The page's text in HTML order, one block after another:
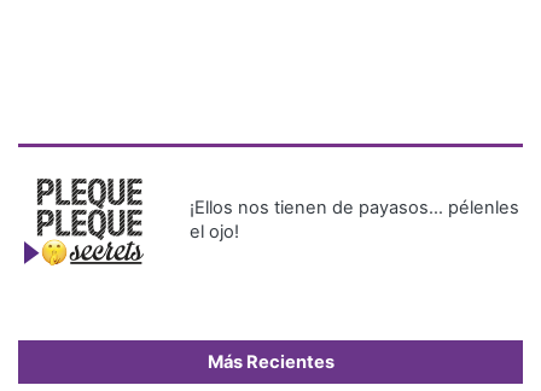
¡Ellos nos tienen de payasos… pélenles
el ojo!
Más Recientes